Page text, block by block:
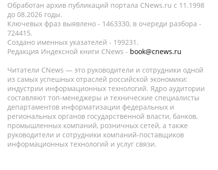
Обработан архив публикаций портала CNews.ru c 11.1998
до 08.2026 годы.
Ключевых фраз выявлено - 1463330, в очереди разбора -
724415.
Создано именных указателей - 199231.
Редакция Индексной книги CNews - book@cnews.ru
Читатели CNews — это руководители и сотрудники одной
из самых успешных отраслей российской экономики:
индустрии информационных технологий. Ядро аудитории
составляют топ-менеджеры и технические специалисты
департаментов информатизации федеральных и
региональных органов государственной власти, банков,
промышленных компаний, розничных сетей, а также
руководители и сотрудники компаний-поставщиков
информационных технологий и услуг связи.